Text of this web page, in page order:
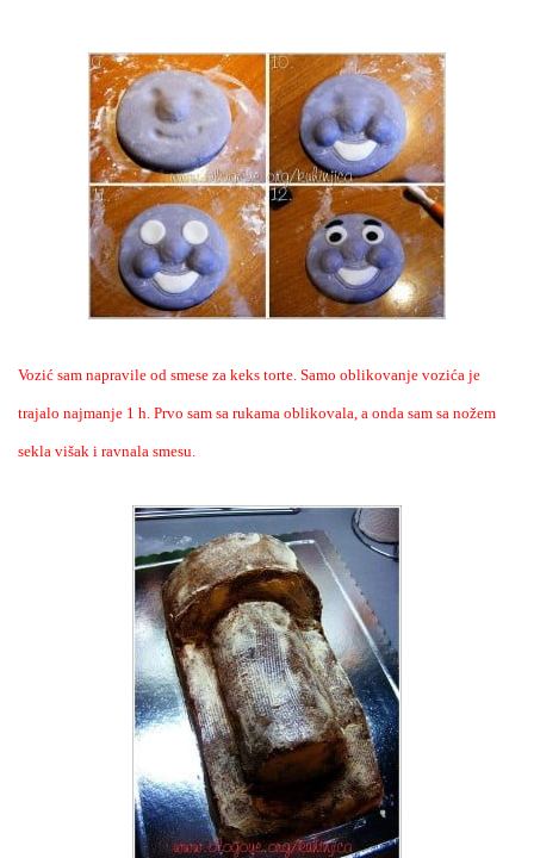
Vozić sam napravile od smese za keks torte. Samo oblikovanje vozića je
trajalo najmanje 1 h. Prvo sam sa rukama oblikovala, a onda sam sa nožem
sekla višak i ravnala smesu.